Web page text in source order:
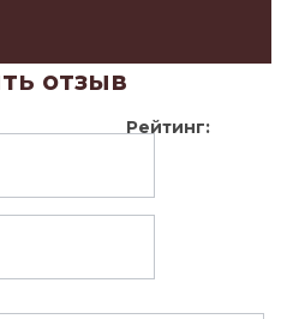
отзыв
Рейтинг: